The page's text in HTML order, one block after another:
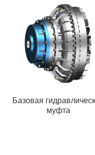
Базовая
муфта